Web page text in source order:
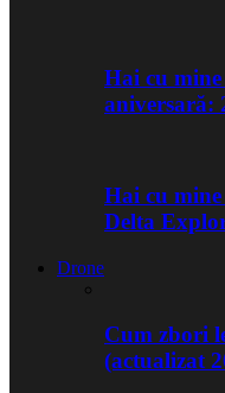
Hai cu
Hai cu
Delta
Drone
Cum zbori
(actualizat